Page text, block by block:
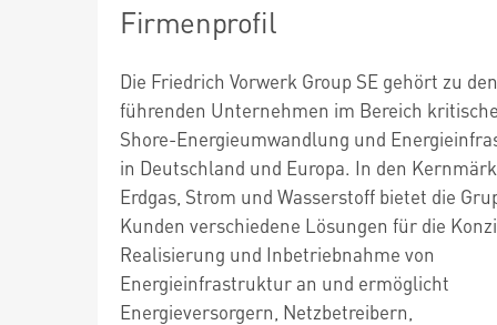
Firmenprofil
Die Friedrich Vorwerk Group SE gehört zu den
führenden Unternehmen im Bereich
Shore-Energieumwandlung und
in Deutschland und Europa. In den
Erdgas, Strom und Wasserstoff bietet die
Kunden verschiedene Lösungen für die
Realisierung und Inbetriebnahme von
Energieinfrastruktur an und ermöglicht
Energieversorgern, Netzbetreibern,